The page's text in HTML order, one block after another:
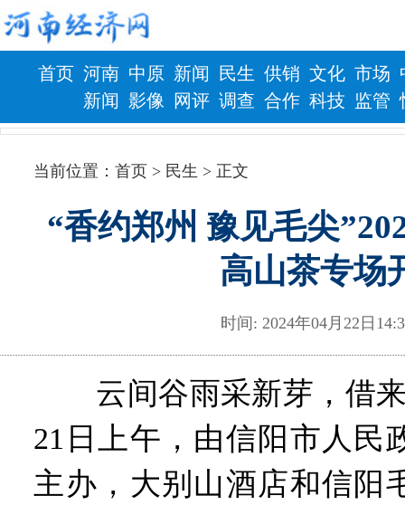
首页 河南
新闻
中原
影像
新闻
网评
民生
调查
供销
合作
文化
科技
市场
监管
财政 健康
当前位置：首页 > 民生 > 正文
“香约郑州 豫见毛尖
高山茶专场
时间: 2024年04月22
云间谷雨采新芽，借来
21日上午，由信阳市人民
主办，大别山酒店和信阳